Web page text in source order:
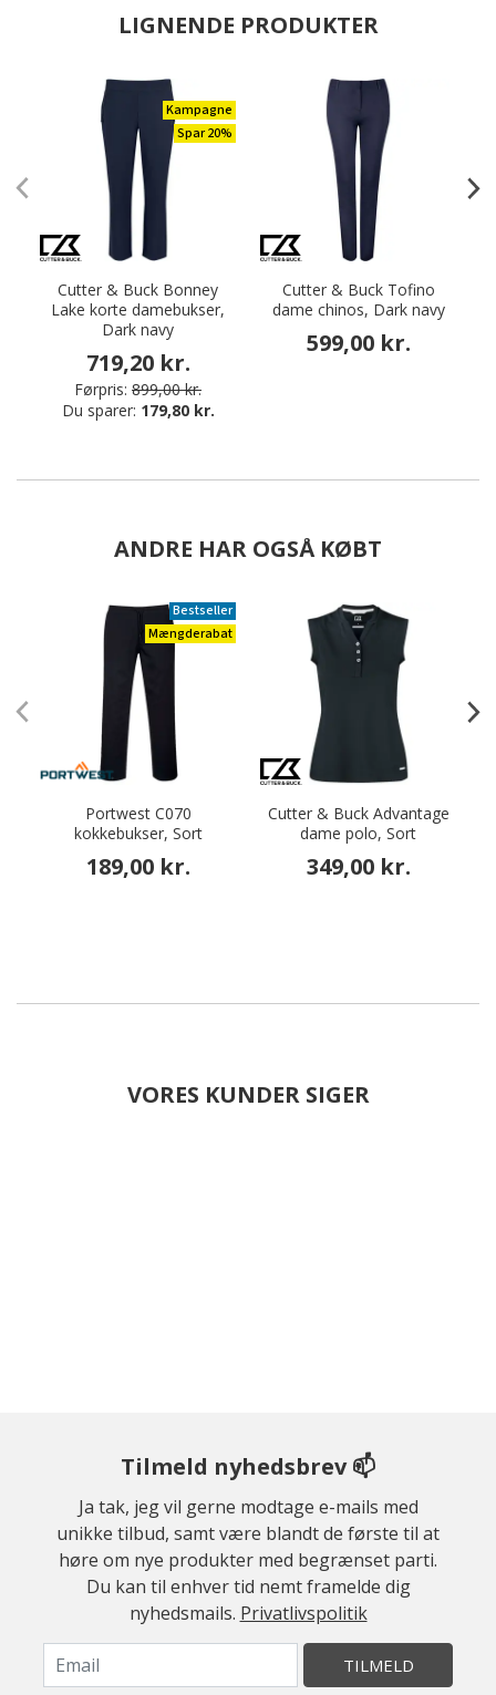
LIGNENDE PRODUKTER
Kampagne
Spar 20%
Cutter & Buck Bonney
Lake korte damebukser,
Dark navy
719,20 kr.
Førpris: 899,00 kr.
Du sparer: 179,80 kr.
Cutter & Buck Tofino
dame chinos, Dark navy
599,00 kr.
ANDRE HAR OGSÅ KØBT
Bestseller
Mængderabat
Portwest C070
kokkebukser, Sort
189,00 kr.
Cutter & Buck Advantage
dame polo, Sort
349,00 kr.
VORES KUNDER SIGER
Tilmeld nyhedsbrev 📫
Ja tak, jeg vil gerne modtage e-mails med
unikke tilbud, samt være blandt de første til at
høre om nye produkter med begrænset parti.
Du kan til enhver tid nemt framelde dig
nyhedsmails. Privatlivspolitik
TILMELD